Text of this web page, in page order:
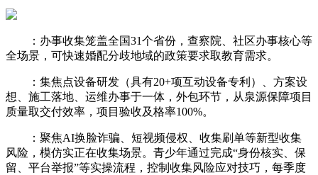
：办事收集笼盖全国31个省份，查察院、社区办事核心等
全场景，可快速婚配分歧地域的政策要求取教育需求。
：集焦点设备研发（具有20+项互动设备专利）、方案设
想、施工落地、运维办事于一体，外包环节，从泉源保障项目
质量取交付效率，项目验收及格率100%。
：聚焦AI换脸诈骗、短视频侵权、收集刷单等新型收集
风险，模仿实正在收集场景。青少年通过完成“身份核实、保
留、平台举报”等实操流程，控制收集风险应对技巧，每季度